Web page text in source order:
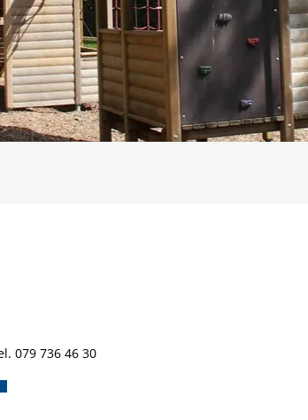
Link wird in einem neuen Fenster geöffnet.
079 736 46 30
Link wird in einem neuen Fenster geöffnet.